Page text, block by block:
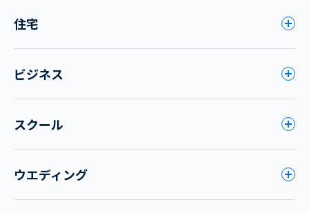
住宅
ビジネス
スクール
ウエディング